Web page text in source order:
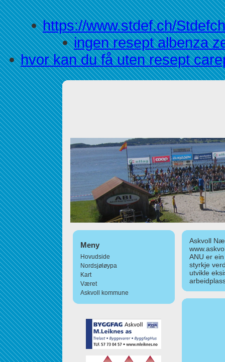
https://www.stdef.ch/
ingen resept albenza
hvor kan du få uten resept
Meny
Hovudside
Nordsjøløypa
Kart
Været
Askvoll kommune
Askvoll
ANU er
styrkje
utvikle